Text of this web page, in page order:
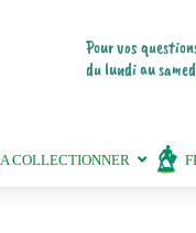
Pour vos
du lundi au
A COLLECTIONNER